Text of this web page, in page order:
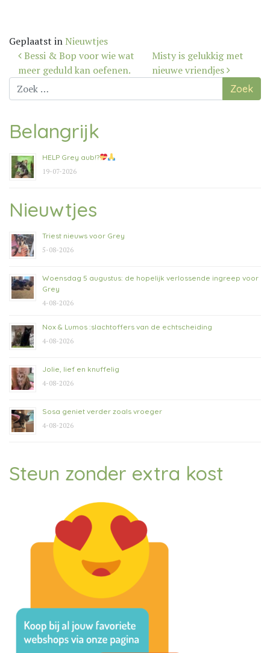
Geplaatst in Nieuwtjes
Bericht
navigatie
Bessi & Bop voor wie wat
meer geduld kan oefenen.
Misty is gelukkig met
nieuwe vriendjes
Zoek
naar:
Belangrijk
HELP Grey aub!?
19-07-2026
Nieuwtjes
Triest nieuws voor Grey
5-08-2026
Woensdag 5 augustus: de hopelijk verlossende ingreep voor
Grey
4-08-2026
Nox & Lumos :slachtoffers van de echtscheiding
4-08-2026
Jolie, lief en knuffelig
4-08-2026
Sosa geniet verder zoals vroeger
4-08-2026
Steun zonder extra kost